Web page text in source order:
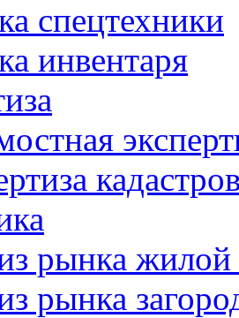
спецтехники
инвентаря
рынка
рынка